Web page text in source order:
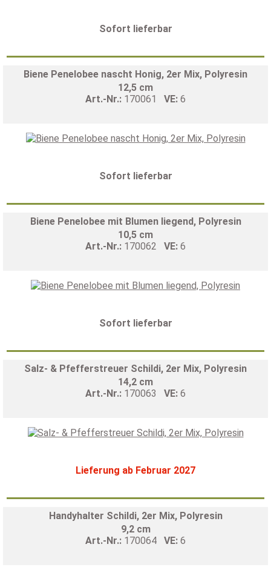
Sofort lieferbar
Biene Penelobee nascht Honig, 2er Mix, Polyresin
12,5 cm
Art.-Nr.: 170061 VE: 6
Sofort lieferbar
Biene Penelobee mit Blumen liegend, Polyresin
10,5 cm
Art.-Nr.: 170062 VE: 6
Sofort lieferbar
Salz- & Pfefferstreuer Schildi, 2er Mix, Polyresin
14,2 cm
Art.-Nr.: 170063 VE: 6
Lieferung ab Februar 2027
Handyhalter Schildi, 2er Mix, Polyresin
9,2 cm
Art.-Nr.: 170064 VE: 6